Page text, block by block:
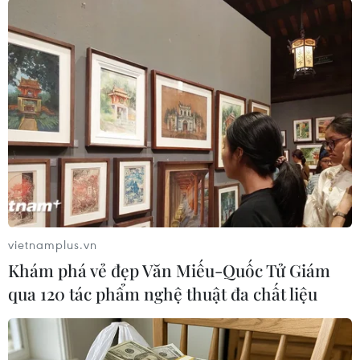
Về gói đầu tư trị giá 350 tỷ USD mà Hàn Quốc đã
cam kết với Mỹ, Bộ trưởng Kim Jung-kwan
khẳng định cơ cấu đầu tư sẽ không mang lại
toàn bộ lợi ích cho Mỹ.
Tương tự như quỹ hợp tác ngành đóng tàu, sẽ có
những phần mang lại lợi ích cho doanh nghiệp
Hàn Quốc xúc tiến đầu tư tại Mỹ.
Trước ý kiến cho rằng thay vì đầu tư tới 350 tỷ
USD thì tốt hơn nên áp mức thuế quan đối ứng
25% như ban đầu, Bộ trưởng Kim Jung-kwan
nhấn mạnh cần thiết phải đạt được thỏa thuận,
ông dẫn chứng rằng tại Ấn Độ, Thụy Sĩ hay
Trung Quốc khi đàm phán với Mỹ đổ vỡ thì lập
tức bị áp mức thuế tăng mạnh so với trước.
vietnamplus.vn
Khám phá vẻ đẹp Văn Miếu-Quốc Tử Giám
qua 120 tác phẩm nghệ thuật đa chất liệu